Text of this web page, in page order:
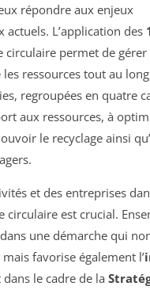
répondre aux enjeux
L’application des
circulaire permet de
ressources tout au
regroupées en quatre
aux ressources, à
le recyclage ainsi
et des entreprises
circulaire est crucial.
une démarche qui
favorise également l’
le cadre de la